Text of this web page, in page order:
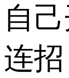
自
连